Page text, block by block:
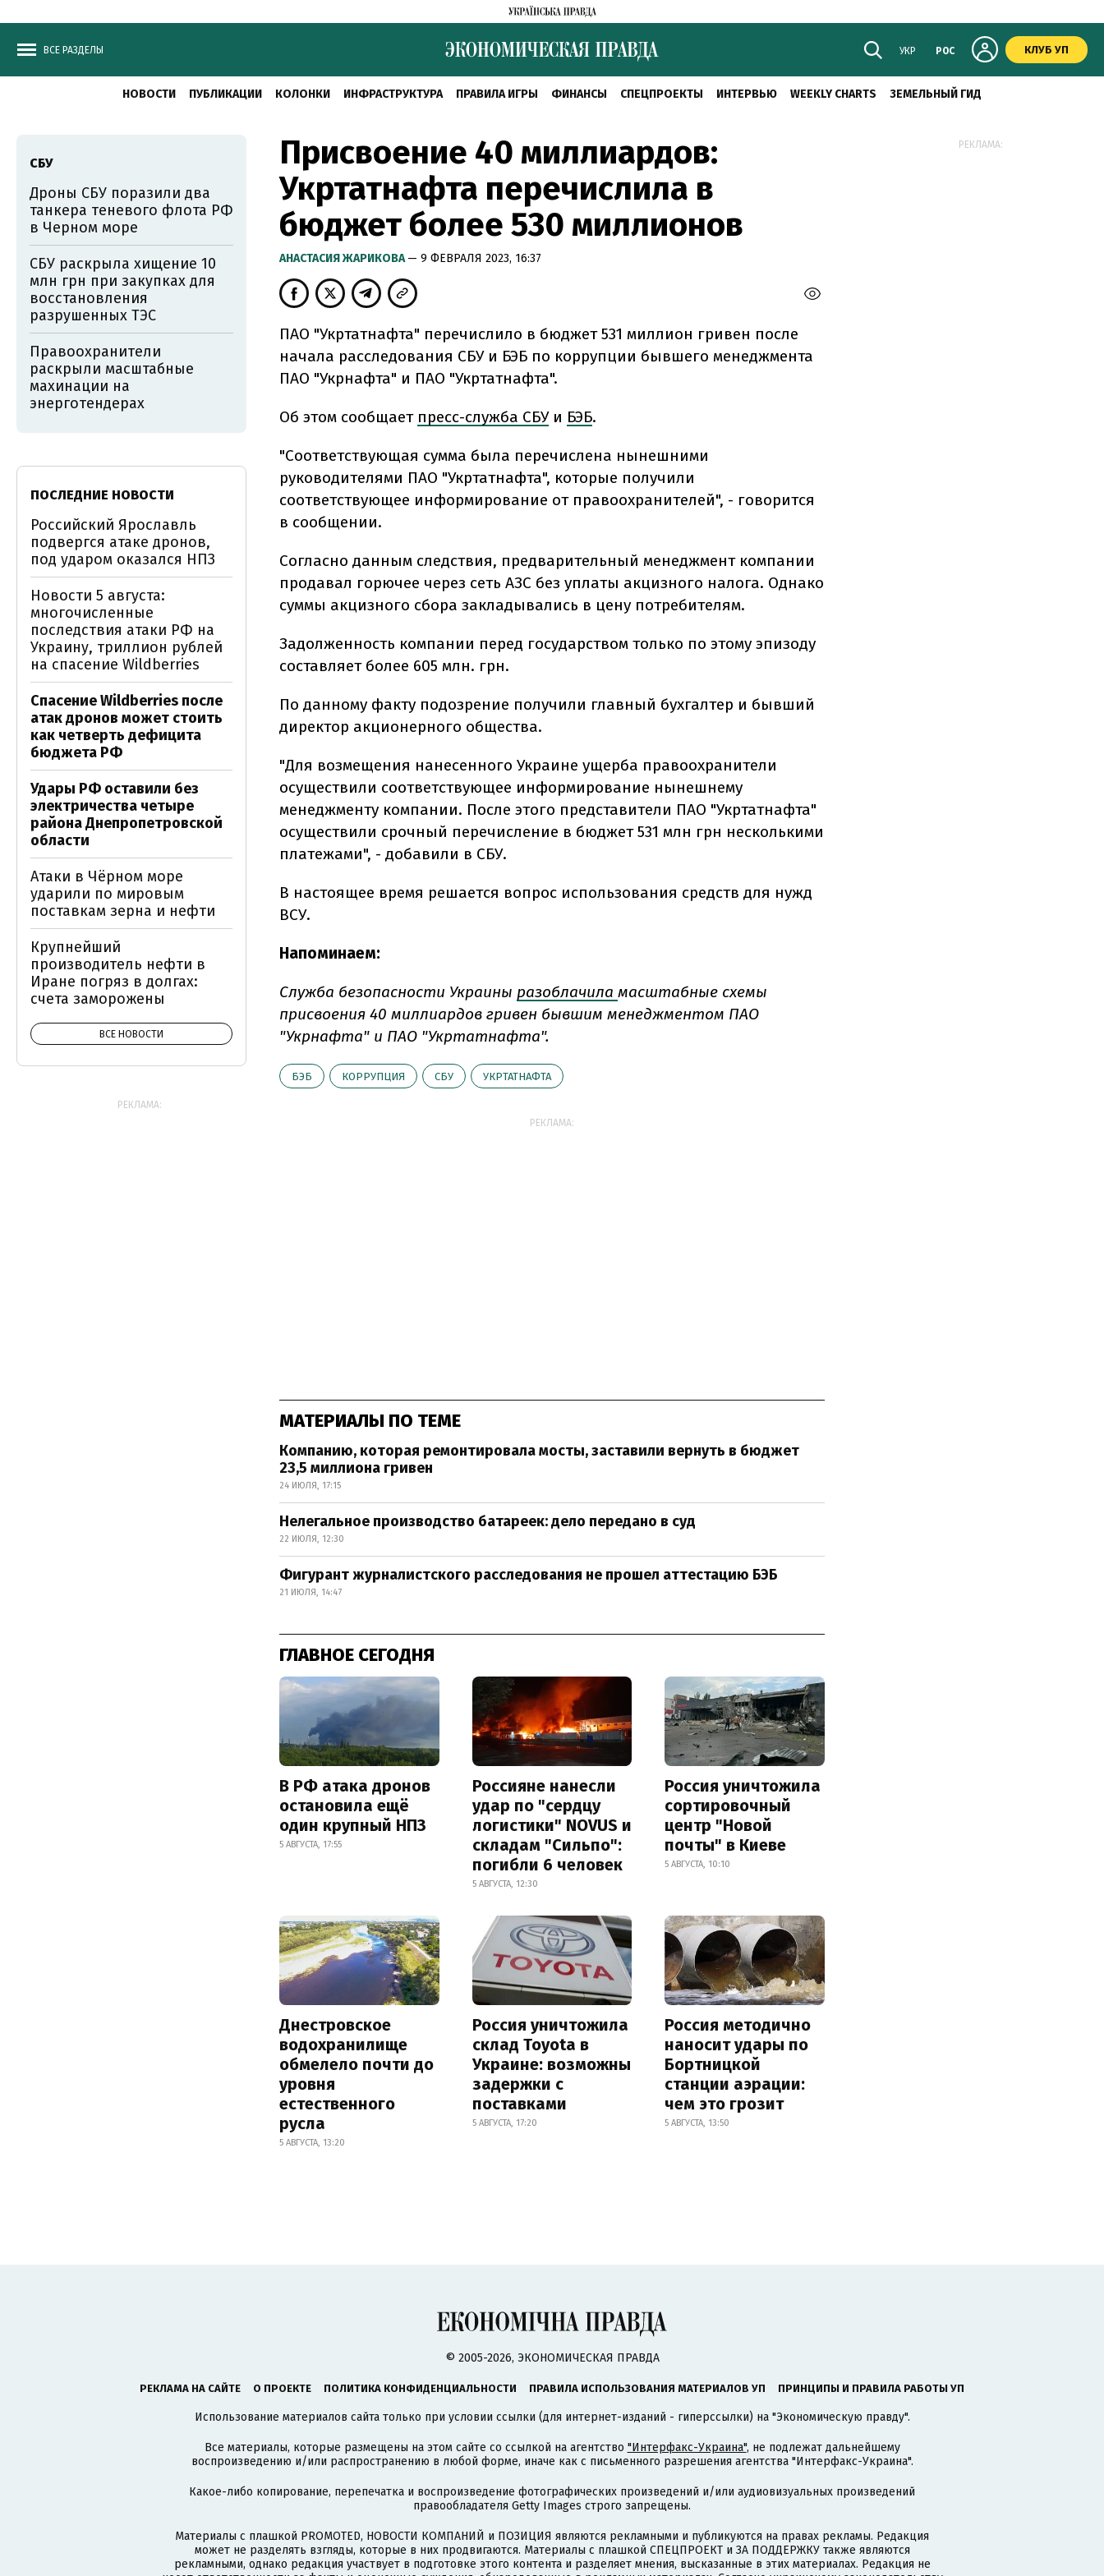
ВСЕ РАЗДЕЛЫ УКР РОС КЛУБ УП
НОВОСТИ ПУБЛИКАЦИИ КОЛОНКИ ИНФРАСТРУКТУРА ПРАВИЛА ИГРЫ ФИНАНСЫ СПЕЦПРОЕКТЫ ИНТЕРВЬЮ WEEKLY CHARTS ЗЕМЕЛЬНЫЙ ГИД
Присвоение 40 миллиардов:
Укртатнафта перечислила в
бюджет более 530 миллионов
АНАСТАСИЯ ЖАРИКОВА— 9 ФЕВРАЛЯ 2023, 16:37
ПАО "Укртатнафта" перечислило в бюджет 531 миллион гривен после
начала расследования СБУ и БЭБ по коррупции бывшего менеджмента
ПАО "Укрнафта" и ПАО "Укртатнафта".
Об этом сообщает пресс-служба СБУи БЭБ.
"Соответствующая сумма была перечислена нынешними
руководителями ПАО "Укртатнафта", которые получили
соответствующее информирование от правоохранителей", - говорится
в сообщении.
Согласно данным следствия, предварительный менеджмент компании
продавал горючее через сеть АЗС без уплаты акцизного налога. Однако
суммы акцизного сбора закладывались в цену потребителям.
Задолженность компании перед государством только по этому эпизоду
составляет более 605 млн. грн.
По данному факту подозрение получили главный бухгалтер и бывший
директор акционерного общества.
"Для возмещения нанесенного Украине ущерба правоохранители
осуществили соответствующее информирование нынешнему
менеджменту компании. После этого представители ПАО "Укртатнафта"
осуществили срочный перечисление в бюджет 531 млн грн несколькими
платежами", - добавили в СБУ.
В настоящее время решается вопрос использования средств для нужд
ВСУ.
Напоминаем:
Служба безопасности Украины разоблачила масштабные схемы
присвоения 40 миллиардов гривен бывшим менеджментом ПАО
"Укрнафта" и ПАО "Укртатнафта".
БЭБ КОРРУПЦИЯ СБУ УКРТАТНАФТА
РЕКЛАМА:
МАТЕРИАЛЫ ПО ТЕМЕ
Компанию, которая ремонтировала мосты, заставили вернуть в бюджет
23,5 миллиона гривен
24 ИЮЛЯ, 17:15
Нелегальное производство батареек: дело передано в суд
22 ИЮЛЯ, 12:30
Фигурант журналистского расследования не прошел аттестацию БЭБ
21 ИЮЛЯ, 14:47
ГЛАВНОЕ СЕГОДНЯ
В РФ атака дронов
остановила ещё
один крупный НПЗ
5 АВГУСТА, 17:55
Россияне нанесли
удар по "сердцу
логистики" NOVUS и
складам "Сильпо":
погибли 6 человек
5 АВГУСТА, 12:30
Россия уничтожила
сортировочный
центр "Новой
почты" в Киеве
5 АВГУСТА, 10:10
Днестровское
водохранилище
обмелело почти до
уровня
естественного
русла
5 АВГУСТА, 13:20
Россия уничтожила
склад Toyota в
Украине: возможны
задержки с
поставками
5 АВГУСТА, 17:20
Россия методично
наносит удары по
Бортницкой
станции аэрации:
чем это грозит
5 АВГУСТА, 13:50
СБУ
Дроны СБУ поразили два
танкера теневого флота РФ
в Черном море
СБУ раскрыла хищение 10
млн грн при закупках для
восстановления
разрушенных ТЭС
Правоохранители
раскрыли масштабные
махинации на
энерготендерах
ПОСЛЕДНИЕ НОВОСТИ
Российский Ярославль
подвергся атаке дронов,
под ударом оказался НПЗ
Новости 5 августа:
многочисленные
последствия атаки РФ на
Украину, триллион рублей
на спасение Wildberries
Спасение Wildberries после
атак дронов может стоить
как четверть дефицита
бюджета РФ
Удары РФ оставили без
электричества четыре
района Днепропетровской
области
Атаки в Чёрном море
ударили по мировым
поставкам зерна и нефти
Крупнейший
производитель нефти в
Иране погряз в долгах:
счета заморожены
ВСЕ НОВОСТИ
РЕКЛАМА:
РЕКЛАМА:
© 2005-2026, ЭКОНОМИЧЕСКАЯ ПРАВДА
РЕКЛАМА НА САЙТЕ О ПРОЕКТЕ ПОЛИТИКА КОНФИДЕНЦИАЛЬНОСТИ ПРАВИЛА ИСПОЛЬЗОВАНИЯ МАТЕРИАЛОВ УП ПРИНЦИПЫ И ПРАВИЛА РАБОТЫ УП
Использование материалов сайта только при условии ссылки (для интернет-изданий - гиперссылки) на "Экономическую правду".
Все материалы, которые размещены на этом сайте со ссылкой на агентство "Интерфакс-Украина", не подлежат дальнейшему
воспроизведению и/или распространению в любой форме, иначе как с письменного разрешения агентства "Интерфакс-Украина".
Какое-либо копирование, перепечатка и воспроизведение фотографических произведений и/или аудиовизуальных произведений
правообладателя Getty Images строго запрещены.
Материалы с плашкой PROMOTED, НОВОСТИ КОМПАНИЙ и ПОЗИЦИЯ являются рекламными и публикуются на правах рекламы. Редакция
может не разделять взгляды, которые в них продвигаются. Материалы с плашкой СПЕЦПРОЕКТ и ЗА ПОДДЕРЖКУ также являются
рекламными, однако редакция участвует в подготовке этого контента и разделяет мнения, высказанные в этих материалах. Редакция не